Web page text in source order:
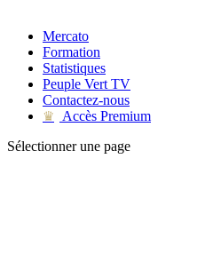
Mercato
Formation
Statistiques
Peuple Vert TV
Contactez-nous
♛
Accès Premium
Sélectionner une page